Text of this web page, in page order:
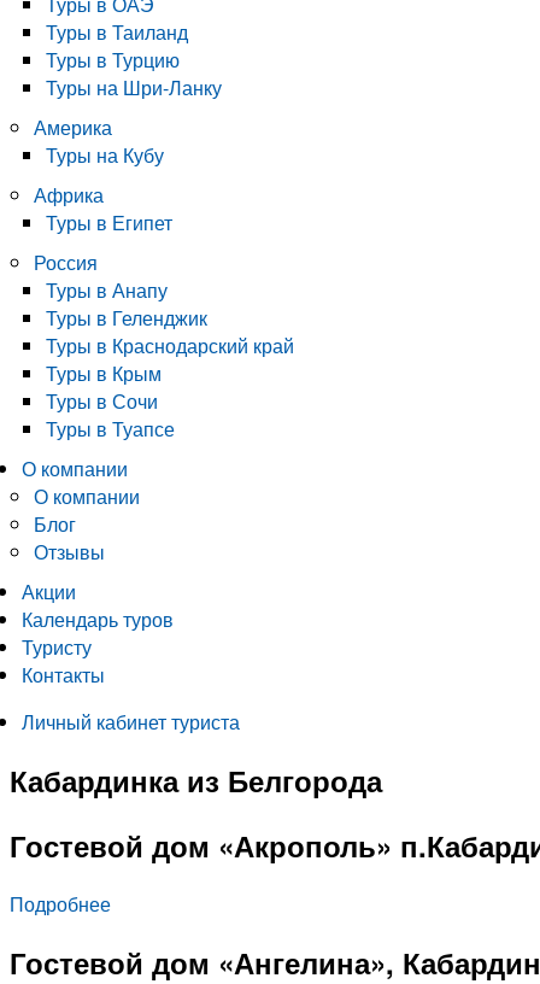
Туры в Таиланд
Туры в Турцию
Туры на Шри-Ланку
Америка
Туры на Кубу
Африка
Туры в Египет
Россия
Туры в Анапу
Туры в Геленджик
Туры в Краснодарский край
Туры в Крым
Туры в Сочи
Туры в Туапсе
О компании
О компании
Блог
Отзывы
Акции
Календарь туров
Туристу
Контакты
Личный кабинет туриста
Кабардинка из Белгорода
Гостевой дом «Акрополь»
Подробнее
Гостевой дом «Ангелина»,